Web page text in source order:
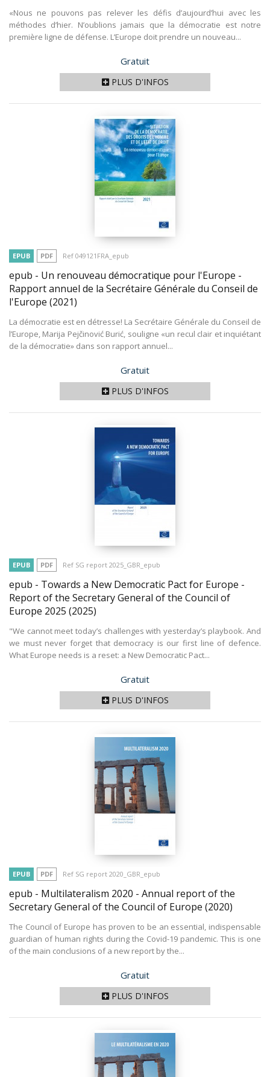
«Nous ne pouvons pas relever les défis d’aujourd’hui avec les
méthodes d’hier. N’oublions jamais que la démocratie est notre
première ligne de défense. L’Europe doit prendre un nouveau...
Prix
Gratuit
PLUS D'INFOS
EPUB PDF Ref 049121FRA_epub
epub - Un renouveau démocratique pour l'Europe -
Rapport annuel de la Secrétaire Générale du Conseil de
l'Europe (2021)
La démocratie est en détresse! La Secrétaire Générale du Conseil de
l’Europe, Marija Pejčinović Burić, souligne «un recul clair et inquiétant
de la démocratie» dans son rapport annuel...
Prix
Gratuit
PLUS D'INFOS
EPUB PDF Ref SG report 2025_GBR_epub
epub - Towards a New Democratic Pact for Europe -
Report of the Secretary General of the Council of
Europe 2025 (2025)
"We cannot meet today’s challenges with yesterday’s playbook. And
we must never forget that democracy is our first line of defence.
What Europe needs is a reset: a New Democratic Pact...
Prix
Gratuit
PLUS D'INFOS
EPUB PDF Ref SG report 2020_GBR_epub
epub - Multilateralism 2020 - Annual report of the
Secretary General of the Council of Europe (2020)
The Council of Europe has proven to be an essential, indispensable
guardian of human rights during the Covid-19 pandemic. This is one
of the main conclusions of a new report by the...
Prix
Gratuit
PLUS D'INFOS